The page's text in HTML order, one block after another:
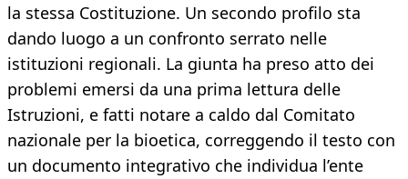
la stessa Costituzione. Un secondo profilo sta
dando luogo a un confronto serrato nelle
istituzioni regionali. La giunta ha preso atto dei
problemi emersi da una prima lettura delle
Istruzioni, e fatti notare a caldo dal Comitato
nazionale per la bioetica, correggendo il testo con
un documento integrativo che individua l’ente